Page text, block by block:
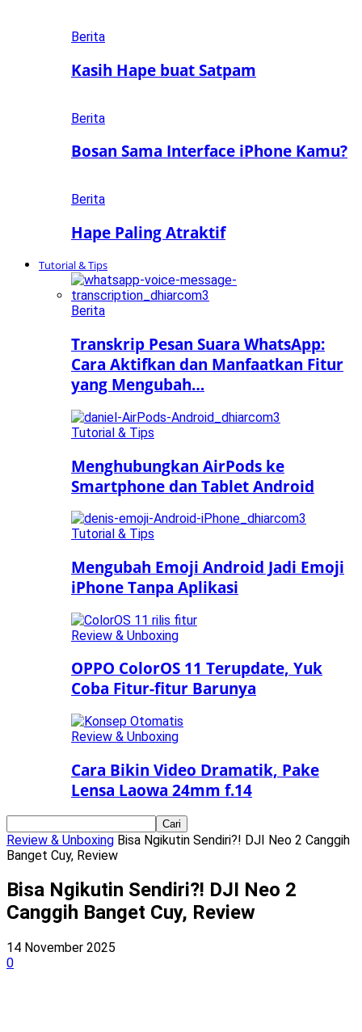
Berita
Kasih Hape buat Satpam
Berita
Bosan Sama Interface iPhone Kamu?
Berita
Hape Paling Atraktif
Tutorial & Tips
Berita
Transkrip Pesan Suara WhatsApp:
Cara Aktifkan dan Manfaatkan Fitur
yang Mengubah…
Tutorial & Tips
Menghubungkan AirPods ke
Smartphone dan Tablet Android
Tutorial & Tips
Mengubah Emoji Android Jadi Emoji
iPhone Tanpa Aplikasi
Review & Unboxing
OPPO ColorOS 11 Terupdate, Yuk
Coba Fitur-fitur Barunya
Review & Unboxing
Cara Bikin Video Dramatik, Pake
Lensa Laowa 24mm f.14
Review & Unboxing Bisa Ngikutin Sendiri?! DJI Neo 2 Canggih
Banget Cuy, Review
Bisa Ngikutin Sendiri?! DJI Neo 2
Canggih Banget Cuy, Review
14 November 2025
0